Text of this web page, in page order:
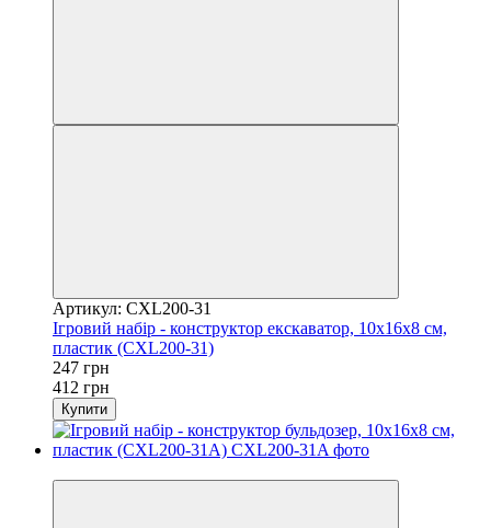
Артикул: CXL200-31
Ігровий набір - конструктор екскаватор, 10x16x8 см,
пластик (CXL200-31)
247 грн
412 грн
Купити